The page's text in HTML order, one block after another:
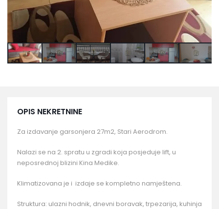
OPIS NEKRETNINE
Za izdavanje garsonjera 27m2, Stari Aerodrom.
Nalazi se na 2. spratu u zgradi koja posjeduje lift, u
neposrednoj blizini Kina Medike.
Klimatizovana je i izdaje se kompletno namještena.
Struktura: ulazni hodnik, dnevni boravak, trpezarija, kuhinja